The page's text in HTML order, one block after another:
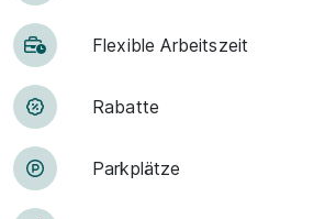
Flexible Arbeitszeit
Rabatte
Park­plätze